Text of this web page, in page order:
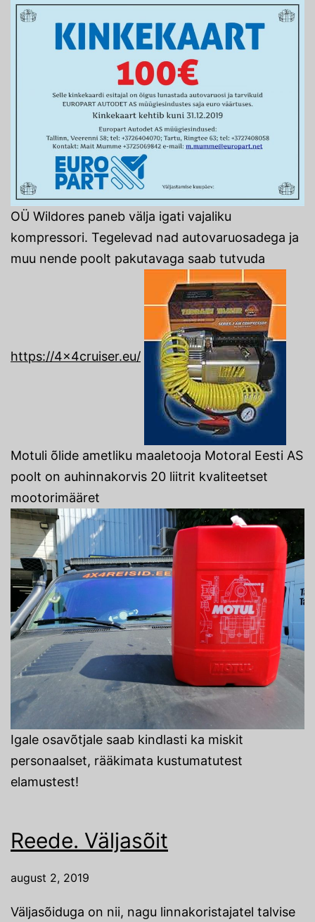
OÜ Wildores paneb välja igati vajaliku
kompressori. Tegelevad nad autovaruosadega ja
muu nende poolt pakutavaga saab tutvuda
https://4x4cruiser.eu/
Motuli õlide ametliku maaletooja Motoral Eesti AS
poolt on auhinnakorvis 20 liitrit kvaliteetset
mootorimääret
Igale osavõtjale saab kindlasti ka miskit
personaalset, rääkimata kustumatutest
elamustest!
Reede. Väljasõit
august 2, 2019
Väljasõiduga on nii, nagu linnakoristajatel talvise